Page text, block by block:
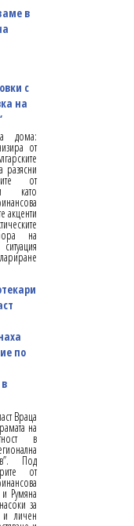
в
с
на
дома:
от
разясни
от
като
акценти
на
по
Враца
на
в
Под
от
Румяна
за
и личен